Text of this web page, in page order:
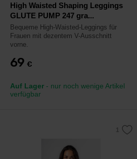
High Waisted Shaping Leggings
GLUTE PUMP 247 gra...
Bequeme High-Waisted-Leggings für
Frauen mit dezentem V-Ausschnitt
vorne.
69 €
Auf Lager - nur noch wenige Artikel
verfügbar